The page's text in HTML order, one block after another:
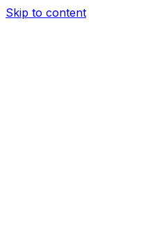
Skip to content